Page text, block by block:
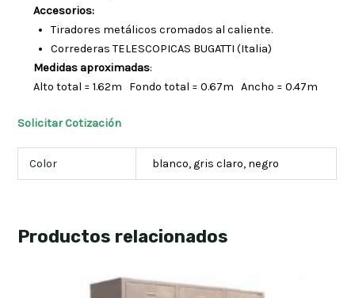
Accesorios:
Tiradores metálicos cromados al caliente.
Correderas TELESCOPICAS BUGATTI (Italia)
Medidas aproximadas:
Alto total = 1.62m Fondo total = 0.67m Ancho = 0.47m
Solicitar Cotización
Color blanco, gris claro, negro
Productos relacionados